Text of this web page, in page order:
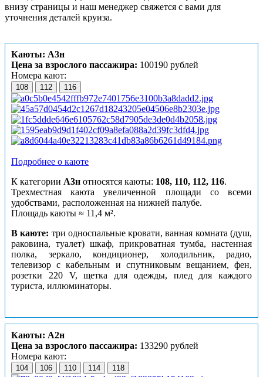
внизу страницы и наш менеджер свяжется с вами для
уточнения деталей круиза.
Каюты: А3н
Цена за взрослого пассажира: 100190 рублей
Номера кают:
108 112 116
Подробнее о каюте
К категории А3н относятся каюты: 108, 110, 112, 116.
Трехместная каюта увеличенной площади со всеми
удобствами, расположенная на нижней палубе.
Площадь каюты ≈ 11,4 м².
В каюте: три односпальные кровати, ванная комната (душ,
раковина, туалет) шкаф, прикроватная тумба, настенная
полка, зеркало, кондиционер, холодильник, радио,
телевизор с кабельным и спутниковым вещанием, фен,
розетки 220 V, щетка для одежды, плед для каждого
туриста, иллюминаторы.
Каюты: А2н
Цена за взрослого пассажира: 133290 рублей
Номера кают:
104 106 110 114 118